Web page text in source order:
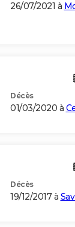
26/07/2021 à
Décès
01/03/2020 à
Décès
19/12/2017 à